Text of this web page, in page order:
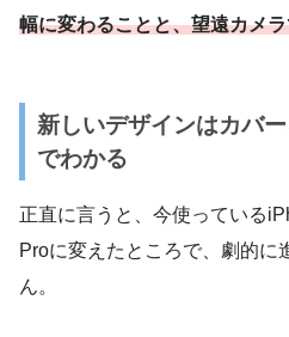
幅に変わることと、望遠カメ
新しいデザインはカバ
でわかる
正直に言うと、今使っている
Proに変えたところで、劇的に
ん。